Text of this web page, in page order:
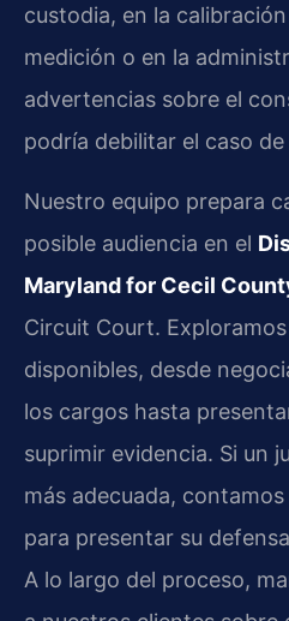
custodia, en la
medición o en la
advertencias sobre el
podría debilitar el caso de
Nuestro equipo prepara
posible audiencia en el
Maryland for Cecil
Circuit Court.
disponibles, desde
los cargos hasta
suprimir evidencia. Si un
más adecuada,
para presentar su
A lo largo del proceso,